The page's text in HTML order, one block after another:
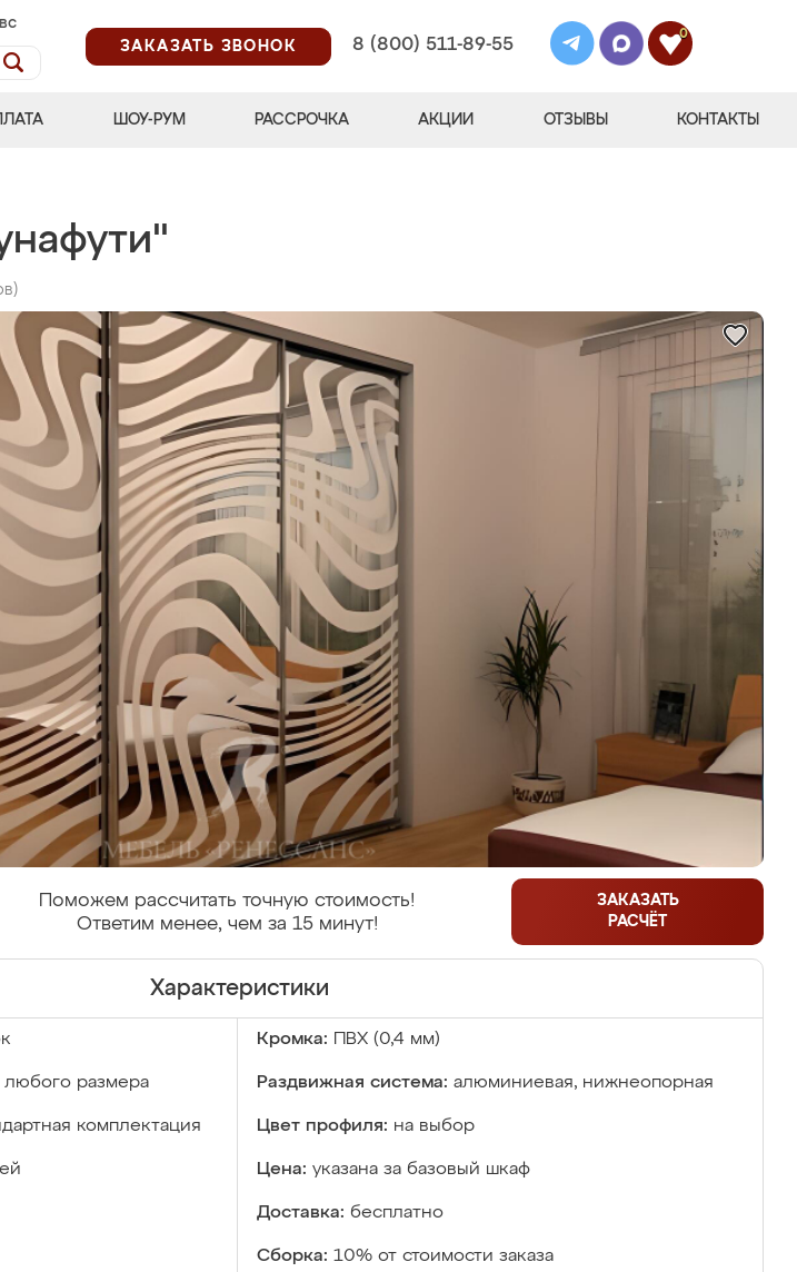
ЗАКАЗАТЬ ЗВОНОК
8 (800) 511-89-55
0
ШОУ-РУМ РАССРОЧКА АКЦИИ ОТЗЫВЫ КОНТАКТЫ
Поможем рассчитать точную стоимость!
Ответим менее, чем за 15 минут!
ЗАКАЗАТЬ
РАСЧЁТ
Характеристики
Кромка: ПВХ (0,4 мм)
любого размера Раздвижная система: алюминиевая, нижнеопорная
комплектация Цвет профиля: на выбор
Цена: указана за базовый шкаф
Доставка: бесплатно
Сборка: 10% от стоимости заказа